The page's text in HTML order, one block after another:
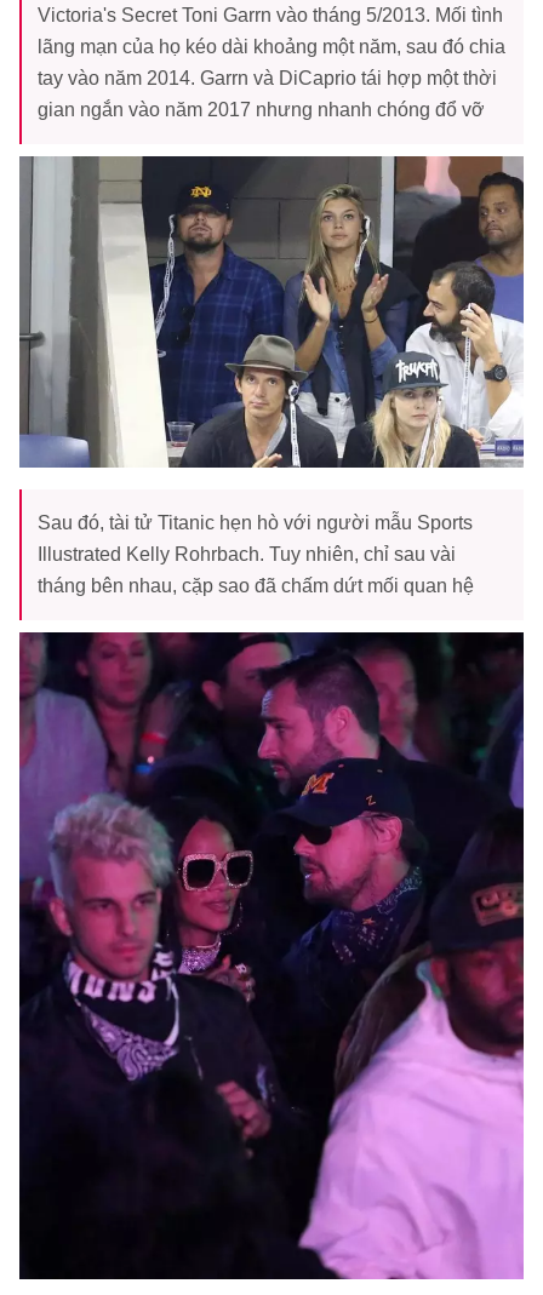
Victoria's Secret Toni Garrn vào tháng 5/2013. Mối tình
lãng mạn của họ kéo dài khoảng một năm, sau đó chia
tay vào năm 2014. Garrn và DiCaprio tái hợp một thời
gian ngắn vào năm 2017 nhưng nhanh chóng đổ vỡ
Sau đó, tài tử Titanic hẹn hò với người mẫu Sports
Illustrated Kelly Rohrbach. Tuy nhiên, chỉ sau vài
tháng bên nhau, cặp sao đã chấm dứt mối quan hệ